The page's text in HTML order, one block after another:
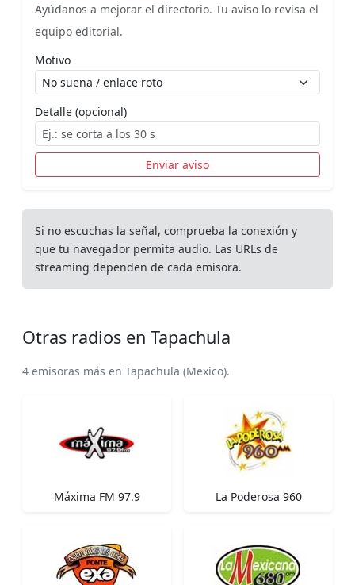
Ayúdanos a mejorar el directorio. Tu aviso lo revisa el
equipo editorial.
Motivo
Detalle (opcional)
Enviar aviso
Si no escuchas la señal, comprueba la conexión y
que tu navegador permita audio. Las URLs de
streaming dependen de cada emisora.
Otras radios en Tapachula
4 emisoras más en Tapachula (Mexico).
Máxima FM 97.9 La Poderosa 960